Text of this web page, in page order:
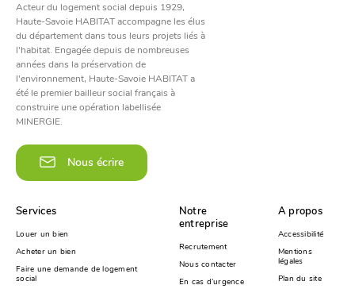
Acteur du logement social depuis 1929,
Haute-Savoie HABITAT accompagne les élus
du département dans tous leurs projets liés à
l'habitat. Engagée depuis de nombreuses
années dans la préservation de
l'environnement, Haute-Savoie HABITAT a
été le premier bailleur social français à
construire une opération labellisée
MINERGIE.
Nous écrire
Services
Louer un bien
Acheter un bien
Faire une demande de logement
social
Notre
entreprise
Recrutement
Nous contacter
En cas d’urgence
A propos
Accessibilité
Mentions
légales
Plan du site